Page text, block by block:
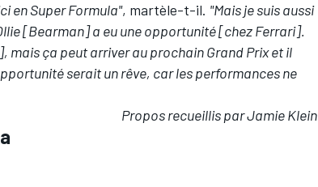
en Super Formula", martèle-t-il. "Mais je suis aussi
[Bearman] a eu une opportunité [chez Ferrari].
ça peut arriver au prochain Grand Prix et il
serait un rêve, car les performances ne
Propos recueillis par Jamie Klein